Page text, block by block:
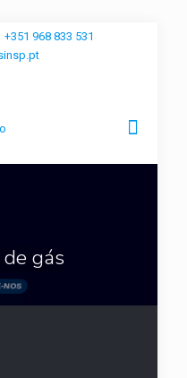
+351 968 833 531
de gás